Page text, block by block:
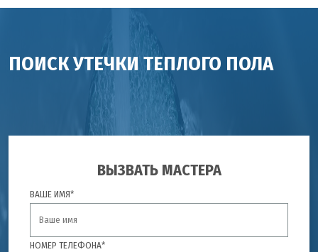
ПОИСК УТЕЧКИ ТЕПЛОГО ПОЛА
ВЫЗВАТЬ МАСТЕРА
ВАШЕ ИМЯ*
НОМЕР ТЕЛЕФОНА*